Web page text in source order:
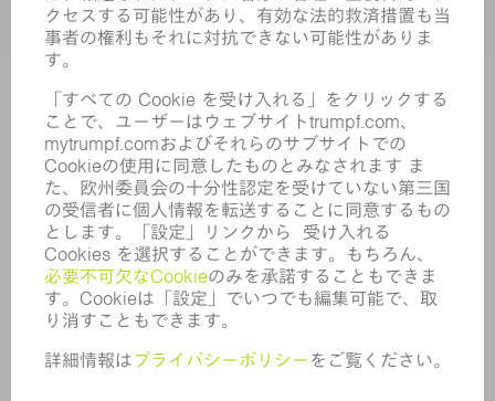
企業プロフィール
取締役会
年次報告書
コンプライアンス
内部通報制度
セキュリティ
プレスリリース
マガジン
サステナビリティ
気候と環境
社会と地域
コーポレートガバナンス